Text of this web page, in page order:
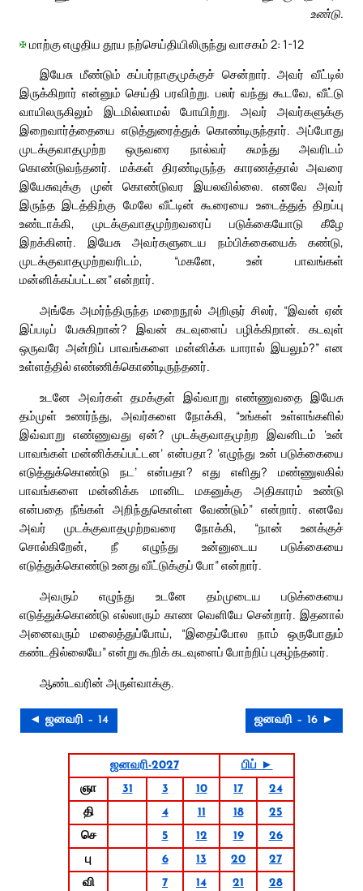
உண்டு.
✠மாற்கு எழுதிய தூய நற்செய்தியிலிருந்து வாசகம் 2: 1-12
இயேசு மீண்டும் கப்பர்நாகுமுக்குச் சென்றார். அவர் வீட்டில்
இருக்கிறார் என்னும் செய்தி பரவிற்று. பலர் வந்து கூடவே, வீட்டு
வாயிலருகிலும் இடமில்லாமல் போயிற்று. அவர் அவர்களுக்கு
இறைவார்த்தையை எடுத்துரைத்துக் கொண்டிருந்தார். அப்போது
முடக்குவாதமுற்ற ஒருவரை நால்வர் சுமந்து அவரிடம்
கொண்டுவந்தனர். மக்கள் திரண்டிருந்த காரணத்தால் அவரை
இயேசுவுக்கு முன் கொண்டுவர இயலவில்லை. எனவே அவர்
இருந்த இடத்திற்கு மேலே வீட்டின் கூரையை உடைத்துத் திறப்பு
உண்டாக்கி, முடக்குவாதமுற்றவரைப் படுக்கையோடு கீழே
இறக்கினர். இயேசு அவர்களுடைய நம்பிக்கையைக் கண்டு,
முடக்குவாதமுற்றவரிடம், “மகனே, உன் பாவங்கள்
மன்னிக்கப்பட்டன” என்றார்.
அங்கே அமர்ந்திருந்த மறைநூல் அறிஞர் சிலர், “இவன் ஏன்
இப்படிப் பேசுகிறான்? இவன் கடவுளைப் பழிக்கிறான். கடவுள்
ஒருவரே அன்றிப் பாவங்களை மன்னிக்க யாரால் இயலும்?” என
உள்ளத்தில் எண்ணிக்கொண்டிருந்தனர்.
உடனே அவர்கள் தமக்குள் இவ்வாறு எண்ணுவதை இயேசு
தம்முள் உணர்ந்து, அவர்களை நோக்கி, “உங்கள் உள்ளங்களில்
இவ்வாறு எண்ணுவது ஏன்? முடக்குவாதமுற்ற இவனிடம் ‘உன்
பாவங்கள் மன்னிக்கப்பட்டன’ என்பதா? ‘எழுந்து உன் படுக்கையை
எடுத்துக்கொண்டு நட’ என்பதா? எது எளிது? மண்ணுலகில்
பாவங்களை மன்னிக்க மானிட மகனுக்கு அதிகாரம் உண்டு
என்பதை நீங்கள் அறிந்துகொள்ள வேண்டும்” என்றார். எனவே
அவர் முடக்குவாதமுற்றவரை நோக்கி, “நான் உனக்குச்
சொல்கிறேன், நீ எழுந்து உன்னுடைய படுக்கையை
எடுத்துக்கொண்டு உனது வீட்டுக்குப் போ” என்றார்.
அவரும் எழுந்து உடனே தம்முடைய படுக்கையை
எடுத்துக்கொண்டு எல்லாரும் காண வெளியே சென்றார். இதனால்
அனைவரும் மலைத்துப்போய், “இதைப்போல நாம் ஒருபோதும்
கண்டதில்லையே” என்று கூறிக் கடவுளைப் போற்றிப் புகழ்ந்தனர்.
ஆண்டவரின் அருள்வாக்கு.
◄ ஜனவரி – 14 ஜனவரி – 16 ►
ஜனவரி-2027
பிப் ►
ஞா
31 3 10 17
24
தி
4 11 18
25
செ
5 12 19
26
பு
6 13 20
27
வி
7 14 21
28